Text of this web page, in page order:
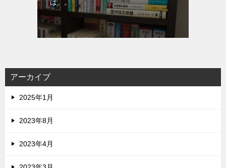
は。。
アーカイブ
2025年1月
2023年8月
2023年4月